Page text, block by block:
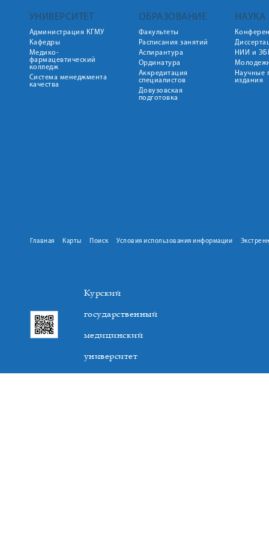
УНИВЕРСИТЕТ
Администрация КГМУ
Кафедры
Медико-
фармацевтический
колледж
Система менеджмента
качества
ОБРАЗОВАНИЕ
Факультеты
Расписания занятий
Аспирантура
Ординатура
Аккредитация
специалистов
Довузовская
подготовка
НАУКА
НИИ и
Научные
издания
Главная Карты Поиск Условия использования информации
Курский
государственный
медицинский
университет